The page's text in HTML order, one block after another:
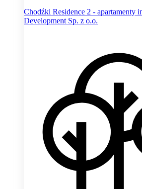
Chodźki Residence 2 - apartamenty
Development Sp. z o.o.